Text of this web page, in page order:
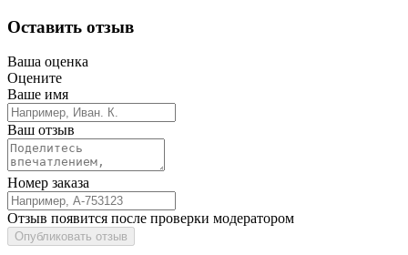
Оставить отзыв
Ваша оценка
Оцените
Ваше имя
Ваш отзыв
Номер заказа
Отзыв появится после проверки модератором
Опубликовать отзыв